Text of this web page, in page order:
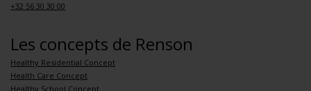
+32 56 30 30 00
Les concepts de Renson
Healthy Residential Concept
Health Care Concept
Healthy School Concept